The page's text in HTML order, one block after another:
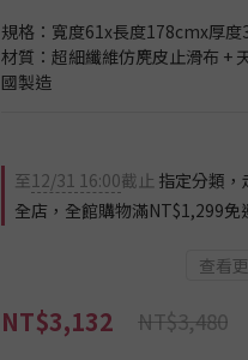
規格：寬度61x長度178cmx厚
材質：超細纖維仿麂皮止滑布 +
國製造
至12/31 16:00截止 指定分類
全店，全館購物滿NT$1,299免
查看
NT$3,132 NT$3,480